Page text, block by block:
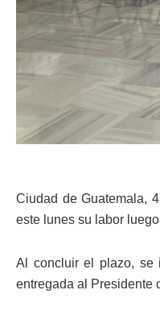
Ciudad de Guatemala,
este lunes su labor
Al concluir el plazo, se
entregada al Presidente